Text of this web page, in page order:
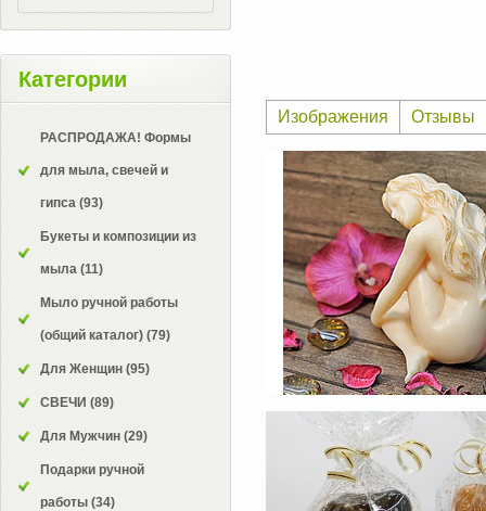
Изображения Отзывы
Категории
РАСПРОДАЖА! Формы
для мыла, свечей и
гипса (93)
Букеты и композиции из
мыла (11)
Мыло ручной работы
(общий каталог) (79)
Для Женщин (95)
СВЕЧИ (89)
Для Мужчин (29)
Подарки ручной
работы (34)